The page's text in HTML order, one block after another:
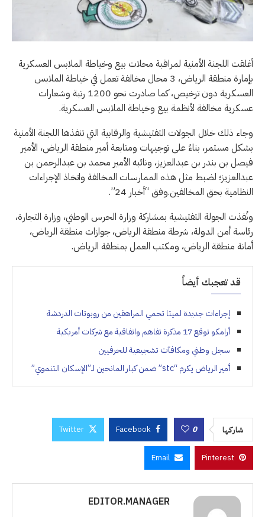
أغلقت اللجنة الأمنية لمراقبة محلات بيع وخياطة الملابس العسكرية
بإمارة منطقة الرياض، 3 محال مخالفة تعمل في خياطة الملابس
العسكرية دون ترخيص، كما صادرت نحو 1200 رتبة وشعارات
عسكرية مخالفة لأنظمة بيع وخياطة الملابس العسكرية.
وجاء ذلك خلال الجولات التفتيشية والرقابية التي تنفذها اللجنة الأمنية
بشكل مستمر، بناءً على توجيهات ومتابعة أمير منطقة الرياض، الأمير
فيصل بن بندر بن عبدالعزيز، ونائبه الأمير محمد بن عبدالرحمن بن
عبدالعزيز؛ لضبط مثل هذه الممارسات المخالفة واتخاذ الإجراءات
النظامية بحق المخالفين.وفق “أخبار 24”.
ونُفذت الجولة التفتيشية بمشاركة وزارة الحرس الوطني، وزارة التجارة،
رئاسة أمن الدولة، شرطة منطقة الرياض، جوازات منطقة الرياض،
أمانة منطقة الرياض، ومكتب العمل بمنطقة الرياض.
قد تعجبك أيضاً
إجراءات جديدة لميتا تحمي المراهقين من روبوتات الدردشة
أرامكو توقع 17 مذكرة تفاهم واتفاقية مع شركات أمريكية
سجل وطني ومكافآت تشجيعية للحرفيين
أمير الرياض يكرم “stc” ضمن كبار المانحين لـ”الإسكان التنموي”
شاركها 0
Facebook
Twitter
Pinterest
Email
EDITOR.MANAGER